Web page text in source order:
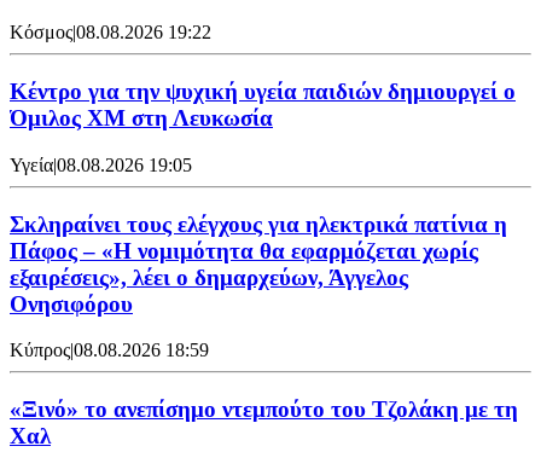
Κόσμος|08.08.2026 19:22
Κέντρο για την ψυχική υγεία παιδιών δημιουργεί ο
Όμιλος XM στη Λευκωσία
Υγεία|08.08.2026 19:05
Σκληραίνει τους ελέγχους για ηλεκτρικά πατίνια η
Πάφος – «Η νομιμότητα θα εφαρμόζεται χωρίς
εξαιρέσεις», λέει ο δημαρχεύων, Άγγελος
Ονησιφόρου
Κύπρος|08.08.2026 18:59
«Ξινό» το ανεπίσημο ντεμπούτο του Τζολάκη με τη
Χαλ